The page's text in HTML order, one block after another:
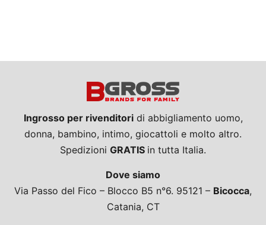
Ingrosso per rivenditoridi abbigliamento uomo,
donna, bambino, intimo, giocattoli e molto altro.
Spedizioni GRATIS in tutta Italia.
Dove siamo
Via Passo del Fico – Blocco B5 n°6. 95121 – Bicocca,
Catania, CT